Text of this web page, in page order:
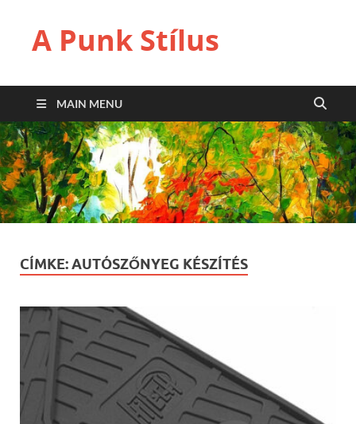
A Punk Stílus
MAIN MENU
CÍMKE:AUTÓSZŐNYEG KÉSZÍTÉS